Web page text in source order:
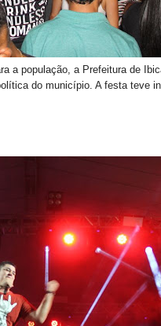
a população, a Prefeitura de
do município. A festa teve